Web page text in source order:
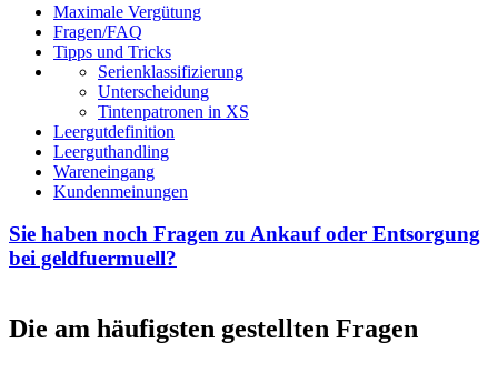
Maximale Vergütung
Fragen/FAQ
Tipps und Tricks
Serienklassifizierung
Unterscheidung
Tintenpatronen in XS
Leergutdefinition
Leerguthandling
Wareneingang
Kundenmeinungen
Sie haben noch Fragen zu Ankauf oder Entsorgung
bei geldfuermuell?
Die am häufigsten gestellten Fragen